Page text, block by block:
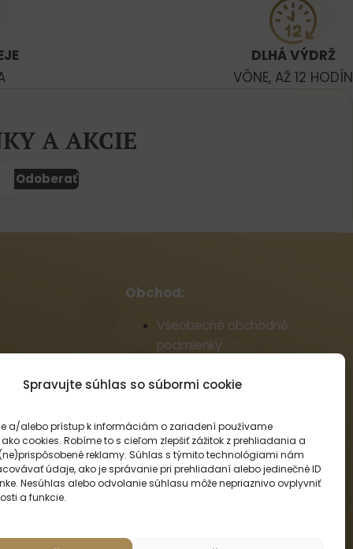
Spravujte súhlas so súbormi cookie
a/alebo prístup k informáciám o zariadení používame
cookies. Robíme to s cieľom zlepšiť zážitok z prehliadania a
reklamy. Súhlas s týmito technológiami nám
údaje, ako je správanie pri prehliadaní alebo jedinečné ID
Nesúhlas alebo odvolanie súhlasu môže nepriaznivo ovplyvniť
a funkcie.
DLHÁ VÝDRŽ
VÔNE, AŽ 12 HODÍN
A AKCIE
Odoberať
Obchod:
Všeobecné obchodné
podmienky
Informácie o doprave a platbe
cookie (EÚ)
Veľkoobchod
Odstúpenie od zmluvy